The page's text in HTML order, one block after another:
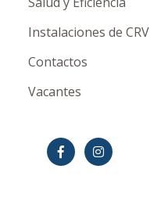
Instalaciones de CRV
Contactos
Vacantes